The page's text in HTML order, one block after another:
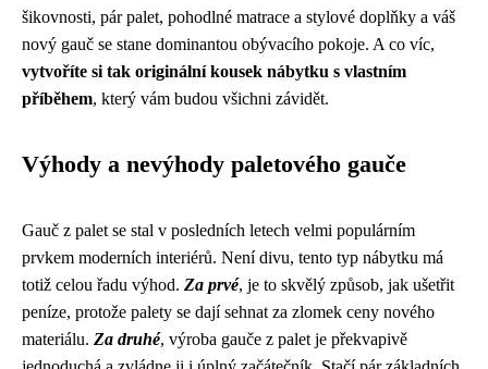
šikovnosti, pár palet, pohodlné matrace a stylové doplňky a váš
nový gauč se stane dominantou obývacího pokoje. A co víc,
vytvoříte si tak originální kousek nábytku s vlastním
příběhem, který vám budou všichni závidět.
Výhody a nevýhody paletového gauče
Gauč z palet se stal v posledních letech velmi populárním
prvkem moderních interiérů. Není divu, tento typ nábytku má
totiž celou řadu výhod. Za prvé, je to skvělý způsob, jak ušetřit
peníze, protože palety se dají sehnat za zlomek ceny nového
materiálu. Za druhé, výroba gauče z palet je překvapivě